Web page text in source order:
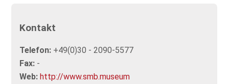
Kontakt
Telefon: +49(0)30 - 2090-5577
Fax: -
Web: http://www.smb.museum